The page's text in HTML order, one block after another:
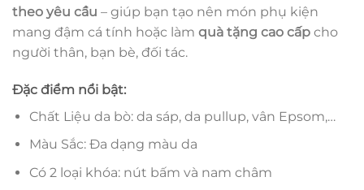
theo yêu cầu – giúp bạn tạo nên món phụ kiện
mang đậm cá tính hoặc làm quà tặng cao cấp cho
người thân, bạn bè, đối tác.
Đặc điểm nổi bật:
Chất Liệu da bò: da sáp, da pullup, vân Epsom,…
Màu Sắc: Đa dạng màu da
Có 2 loại khóa: nút bấm và nam châm